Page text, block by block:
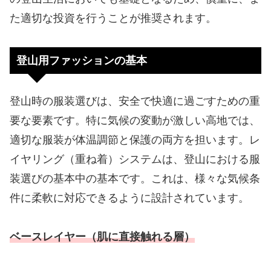
た適切な投資を行うことが推奨されます。
登山用ファッションの基本
登山時の服装選びは、安全で快適に過ごすための重
要な要素です。特に気候の変動が激しい高地では、
適切な服装が体温調節と保護の両方を担います。レ
イヤリング（重ね着）システムは、登山における服
装選びの基本中の基本です。これは、様々な気候条
件に柔軟に対応できるように設計されています。
ベースレイヤー（肌に直接触れる層）